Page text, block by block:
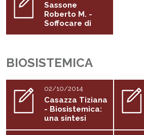
Sassone
Roberto M. -
Soffocare di
spiritualita
BIOSISTEMICA
02/10/2014
Casazza Tiziana
- Biosistemica:
una sintesi